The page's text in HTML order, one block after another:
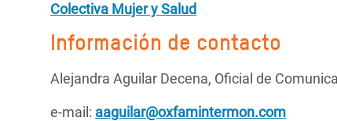
Colectiva Mujer y Salud
Información de contacto
Alejandra Aguilar Decena, Oficial de
e-mail: aaguilar@oxfamintermon.com